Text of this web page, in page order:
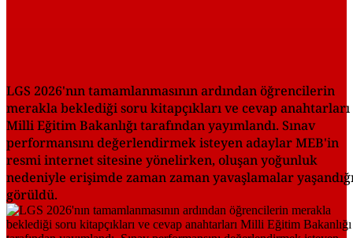
LGS 2026'nın tamamlanmasının ardından öğrencilerin
merakla beklediği soru kitapçıkları ve cevap anahtarları
Milli Eğitim Bakanlığı tarafından yayımlandı. Sınav
performansını değerlendirmek isteyen adaylar MEB'in
resmi internet sitesine yönelirken, oluşan yoğunluk
nedeniyle erişimde zaman zaman yavaşlamalar
görüldü.